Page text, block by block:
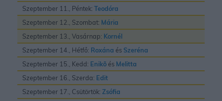
Szeptember 11., Péntek: Teodóra
Szeptember 12., Szombat: Mária
Szeptember 13., Vasárnap: Kornél
Szeptember 14., Hétfő: Roxána és Szeréna
Szeptember 15., Kedd: Enikõ és Melitta
Szeptember 16., Szerda: Edit
Szeptember 17., Csütörtök: Zsófia